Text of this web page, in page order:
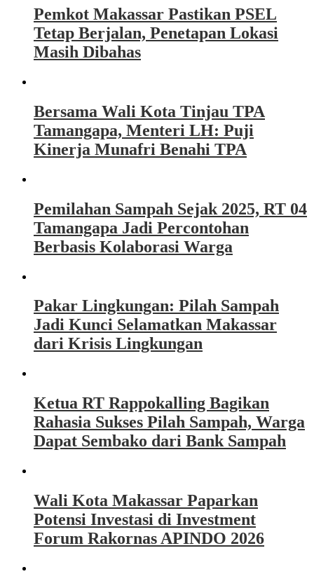
Pemkot Makassar Pastikan PSEL
Tetap Berjalan, Penetapan Lokasi
Masih Dibahas
Bersama Wali Kota Tinjau TPA
Tamangapa, Menteri LH: Puji
Kinerja Munafri Benahi TPA
Pemilahan Sampah Sejak 2025, RT 04
Tamangapa Jadi Percontohan
Berbasis Kolaborasi Warga
Pakar Lingkungan: Pilah Sampah
Jadi Kunci Selamatkan Makassar
dari Krisis Lingkungan
Ketua RT Rappokalling Bagikan
Rahasia Sukses Pilah Sampah, Warga
Dapat Sembako dari Bank Sampah
Wali Kota Makassar Paparkan
Potensi Investasi di Investment
Forum Rakornas APINDO 2026